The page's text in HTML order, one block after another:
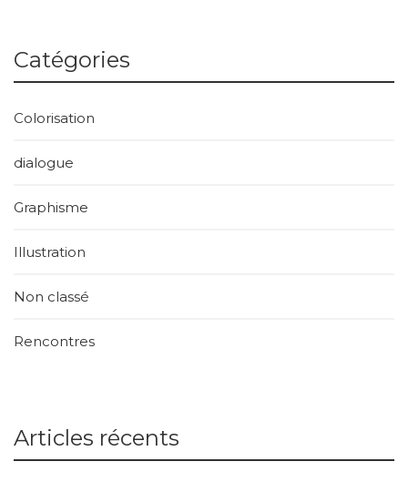
Catégories
Colorisation
dialogue
Graphisme
Illustration
Non classé
Rencontres
Articles récents